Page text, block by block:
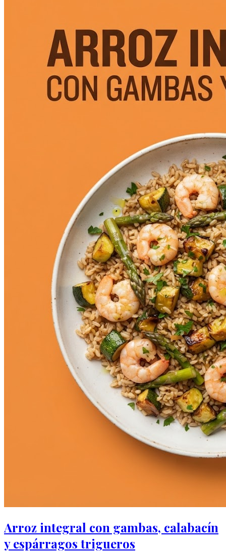
Arroz integral con gambas, calabacín
y espárragos trigueros